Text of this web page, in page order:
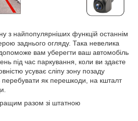
з найпопулярніших функцій останнім
заднього огляду. Така невелика
вам уберегти ваш автомобіль
під час паркування, коли ви здаєте
усуває сліпу зону позаду
як перешкоди, на кшталт
разом зі штатною